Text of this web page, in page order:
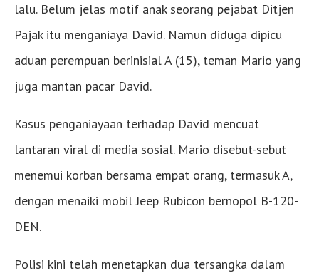
lalu. Belum jelas motif anak seorang pejabat Ditjen
Pajak itu menganiaya David. Namun diduga dipicu
aduan perempuan berinisial A (15), teman Mario yang
juga mantan pacar David.
Kasus penganiayaan terhadap David mencuat
lantaran viral di media sosial. Mario disebut-sebut
menemui korban bersama empat orang, termasuk A,
dengan menaiki mobil Jeep Rubicon bernopol B-120-
DEN.
Polisi kini telah menetapkan dua tersangka dalam